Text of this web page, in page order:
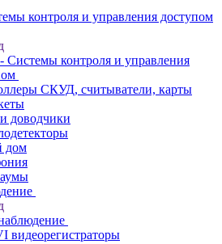
контроля и управления доступом
контроля и управления
СКУД, считыватели, карты
доводчики
дом
видеорегистраторы